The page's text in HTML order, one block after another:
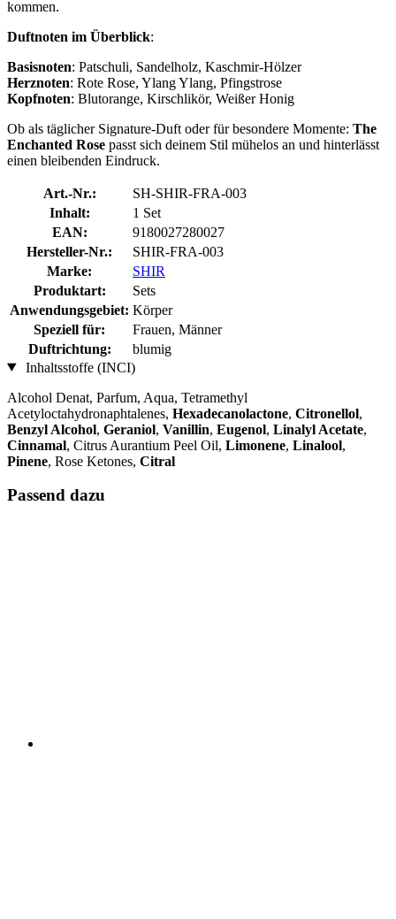
kommen.
Duftnoten im Überblick:
Basisnoten: Patschuli, Sandelholz, Kaschmir-Hölzer
Herznoten: Rote Rose, Ylang Ylang, Pfingstrose
Kopfnoten: Blutorange, Kirschlikör, Weißer Honig
Ob als täglicher Signature-Duft oder für besondere Momente: The
Enchanted Rose passt sich deinem Stil mühelos an und hinterlässt
einen bleibenden Eindruck.
Art.-Nr.:
SH-SHIR-FRA-003
Inhalt:
1 Set
EAN:
9180027280027
Hersteller-Nr.:
SHIR-FRA-003
Marke:
SHIR
Produktart:
Sets
Anwendungsgebiet: Körper
Speziell für:
Frauen, Männer
Duftrichtung:
blumig
Inhaltsstoffe (INCI)
Alcohol Denat, Parfum, Aqua, Tetramethyl
Acetyloctahydronaphtalenes, Hexadecanolactone, Citronellol,
Benzyl Alcohol, Geraniol, Vanillin, Eugenol, Linalyl Acetate,
Cinnamal, Citrus Aurantium Peel Oil, Limonene, Linalool,
Pinene, Rose Ketones, Citral
Passend dazu